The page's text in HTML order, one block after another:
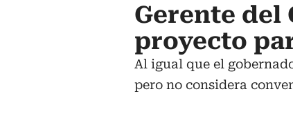
Gerente del
proyecto
Al igual que el
pero no considera